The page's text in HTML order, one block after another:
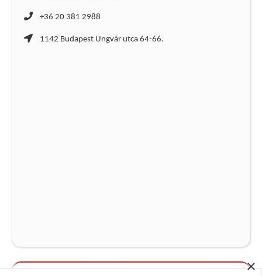
×
+36 20 381 2988
1142 Budapest Ungvár utca 64-66.